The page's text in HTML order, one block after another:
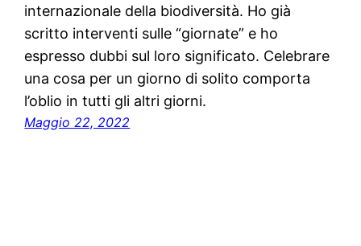
internazionale della biodiversità. Ho già
scritto interventi sulle “giornate” e ho
espresso dubbi sul loro significato. Celebrare
una cosa per un giorno di solito comporta
l’oblio in tutti gli altri giorni.
Maggio 22, 2022